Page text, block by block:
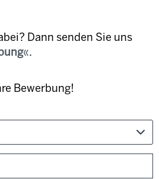
Dann senden Sie uns
.
Bewerbung!